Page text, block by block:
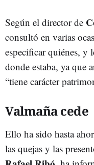
Según el director de
consultó en varias
especificar quiénes, y
donde estaba, ya que
“tiene carácter
Valmaña cede
Ello ha sido hasta
las quejas y las